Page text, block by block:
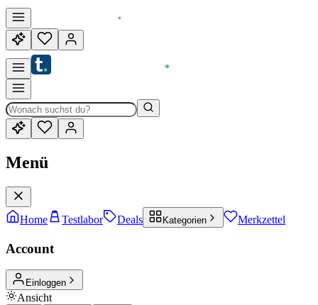
Menü
Home Testlabor Deals Kategorien Merkzettel
Account
Einloggen
Ansicht